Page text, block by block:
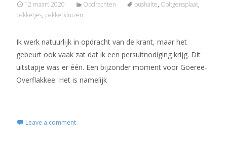
12 maart 2020 Opdrachten bushalte, Ooltgensplaat,
pakketjes, pakketkluizen
Ik werk natuurlijk in opdracht van de krant, maar het
gebeurt ook vaak zat dat ik een persuitnodiging krijg. Dit
uitstapje was er één. Een bijzonder moment voor Goeree-
Overflakkee. Het is namelijk
Leave a comment